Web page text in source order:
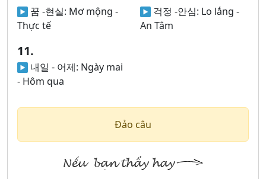
꿈 -현실: Mơ mộng -
Thực tế
걱정 -안심: Lo lắng -
An Tâm
11.
내일 - 어제: Ngày mai
- Hôm qua
Đảo câu